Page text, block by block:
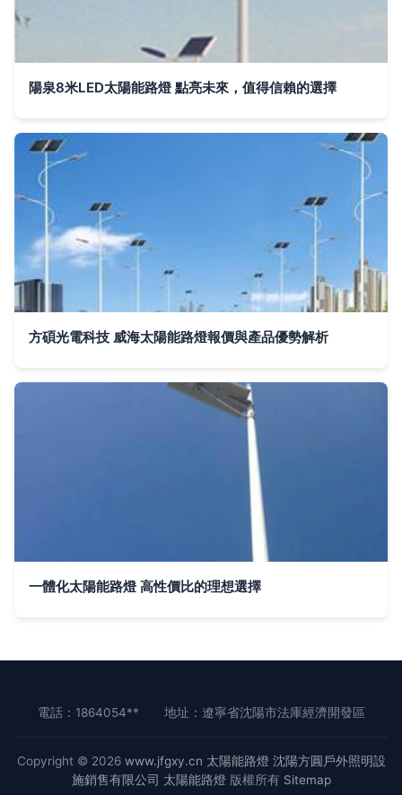
陽泉8米LED太陽能路燈 點亮未來，值得信賴的選擇
方碩光電科技 威海太陽能路燈報價與產品優勢解析
一體化太陽能路燈 高性價比的理想選擇
電話：1864054** 地址：遼寧省沈陽市法庫經濟開發區
Copyright © 2026 www.jfgxy.cn 太陽能路燈 沈陽方圓戶外照明設
施銷售有限公司 太陽能路燈版權所有 Sitemap